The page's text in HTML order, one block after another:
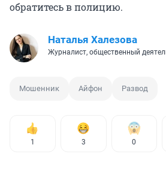
обратитесь в полицию.
Наталья Халезова
Журналист, общественный
Мошенник Айфон Развод
1 3 0